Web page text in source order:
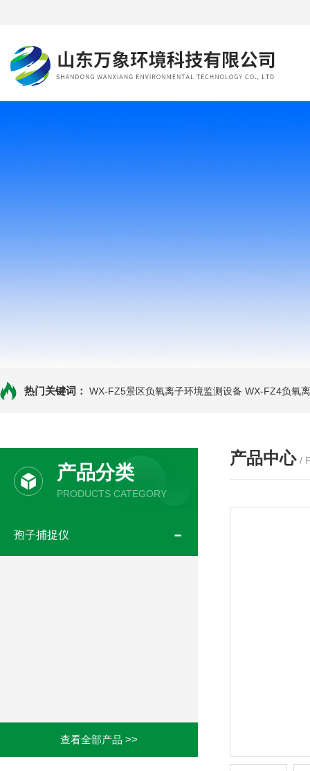
热门关键词： WX-FZ5景区负氧离子环境监测设备 WX-FZ4负氧
产品分类
PRODUCTS CATEGORY
孢子捕捉仪
查看全部产品 >>
产品中心 /